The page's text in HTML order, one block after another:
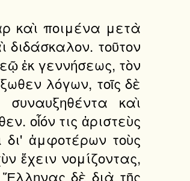
καὶ ποιμένα μετὰ
διδάσκαλον. τοῦτον
ἐκ γεννήσεως, τὸν
λόγων, τοῖς δὲ
καὶ
οἷόν τις ἀριστεὺς
δι' ἀμφοτέρων τοὺς
ἔχειν νομίζοντας,
δὲ διὰ τῆς